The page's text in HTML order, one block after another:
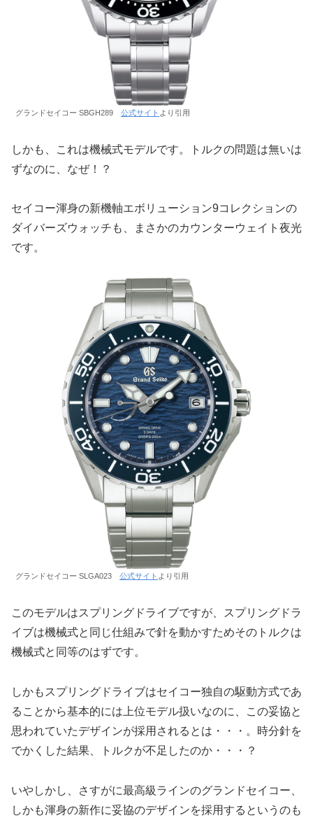
グランドセイコー SBGH289 公式サイト より引用
しかも、これは機械式モデルです。トルクの問題は無いは
ずなのに、なぜ！？
セイコー渾身の新機軸エボリューション9コレクションの
ダイバーズウォッチも、まさかのカウンターウェイト夜光
です。
グランドセイコー SLGA023 公式サイト より引用
このモデルはスプリングドライブですが、スプリングドラ
イブは機械式と同じ仕組みで針を動かすためそのトルクは
機械式と同等のはずです。
しかもスプリングドライブはセイコー独自の駆動方式であ
ることから基本的には上位モデル扱いなのに、この妥協と
思われていたデザインが採用されるとは・・・。時分針を
でかくした結果、トルクが不足したのか・・・？
いやしかし、さすがに最高級ラインのグランドセイコー、
しかも渾身の新作に妥協のデザインを採用するというのも